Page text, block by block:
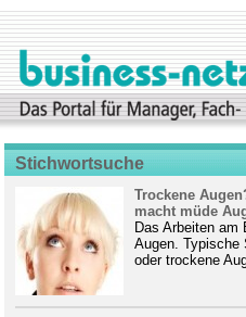
Stichwortsuche
Trockene
macht müde
Das Arbeiten am
Augen. Typische
oder trockene